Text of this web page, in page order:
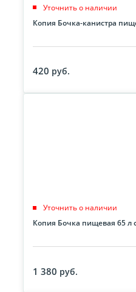
Уточнить о наличии
Копия Бочка-канистра
420 руб.
Уточнить о наличии
Копия Бочка пищевая 65 л
1 380 руб.